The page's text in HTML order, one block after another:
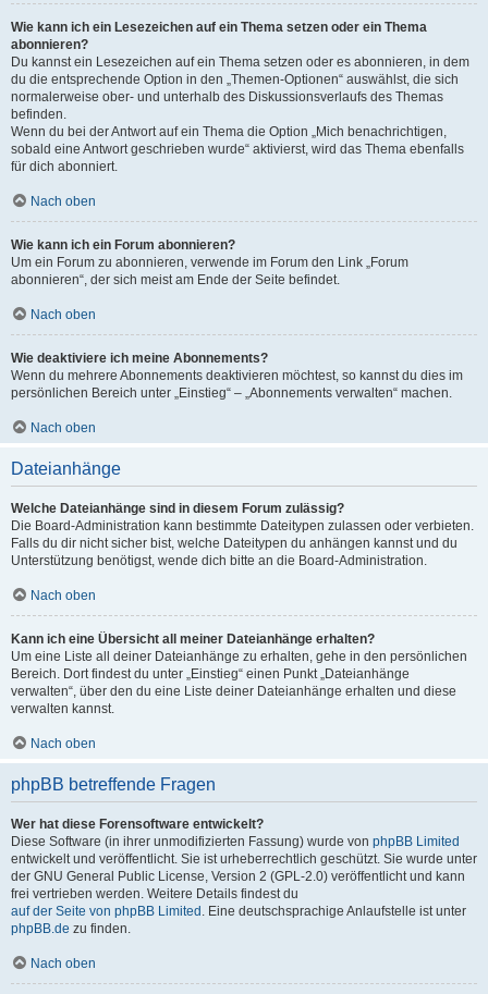
Wie kann ich ein Lesezeichen auf ein Thema setzen oder ein Thema
abonnieren?
Du kannst ein Lesezeichen auf ein Thema setzen oder es abonnieren, in dem
du die entsprechende Option in den „Themen-Optionen“ auswählst, die sich
normalerweise ober- und unterhalb des Diskussionsverlaufs des Themas
befinden.
Wenn du bei der Antwort auf ein Thema die Option „Mich benachrichtigen,
sobald eine Antwort geschrieben wurde“ aktivierst, wird das Thema ebenfalls
für dich abonniert.
Nach oben
Wie kann ich ein Forum abonnieren?
Um ein Forum zu abonnieren, verwende im Forum den Link „Forum
abonnieren“, der sich meist am Ende der Seite befindet.
Nach oben
Wie deaktiviere ich meine Abonnements?
Wenn du mehrere Abonnements deaktivieren möchtest, so kannst du dies im
persönlichen Bereich unter „Einstieg“ – „Abonnements verwalten“ machen.
Nach oben
Dateianhänge
Welche Dateianhänge sind in diesem Forum zulässig?
Die Board-Administration kann bestimmte Dateitypen zulassen oder verbieten.
Falls du dir nicht sicher bist, welche Dateitypen du anhängen kannst und du
Unterstützung benötigst, wende dich bitte an die Board-Administration.
Nach oben
Kann ich eine Übersicht all meiner Dateianhänge erhalten?
Um eine Liste all deiner Dateianhänge zu erhalten, gehe in den persönlichen
Bereich. Dort findest du unter „Einstieg“ einen Punkt „Dateianhänge
verwalten“, über den du eine Liste deiner Dateianhänge erhalten und diese
verwalten kannst.
Nach oben
phpBB betreffende Fragen
Wer hat diese Forensoftware entwickelt?
Diese Software (in ihrer unmodifizierten Fassung) wurde von phpBB Limited
entwickelt und veröffentlicht. Sie ist urheberrechtlich geschützt. Sie wurde unter
der GNU General Public License, Version 2 (GPL-2.0) veröffentlicht und kann
frei vertrieben werden. Weitere Details findest du
auf der Seite von phpBB Limited . Eine deutschsprachige Anlaufstelle ist unter
phpBB.de zu finden.
Nach oben